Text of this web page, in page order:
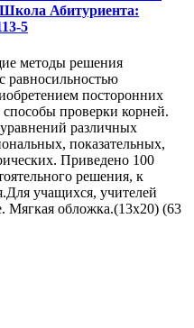
Абитуриента:
5
методы решения
равносильностью
посторонних
проверки корней.
различных
показательных,
Приведено 100
решения, к
учащихся, учителей
Мягкая обложка.(13х20) (63